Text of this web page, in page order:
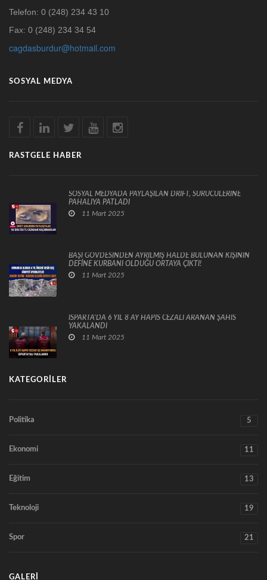
Telefon: 0 (248) 234 43 10
Fax: 0 (248) 234 34 54
cagdasburdur@hotmail.com
SOSYAL MEDYA
RASTGELE HABER
SOSYAL MEDYADA PAYLAŞILAN DRİFT, SÜRÜCÜLERİNE
PAHALIYA PATLADI
11 Mart 2025
BAŞI GÖVDESİNDEN AYRILMIŞ HALDE BULUNAN KİŞİNİN
DEFİNE KURBANI OLDUĞU ORTAYA ÇIKTI!
11 Mart 2025
ISPARTA’DA 6 YIL 8 AY HAPİS CEZALI ARANAN ŞAHIS
YAKALANDI
11 Mart 2025
KATEGORILER
Politika 5
Ekonomi 11
Eğitim 13
Teknoloji 19
Spor 21
GALERI